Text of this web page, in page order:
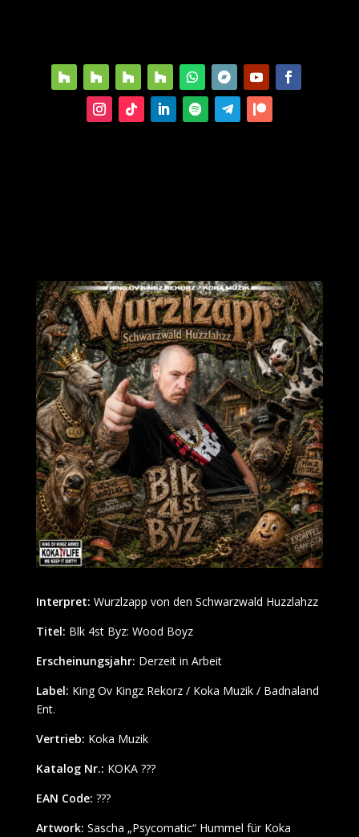
Interpret: Wurzlzapp von den Schwarzwald Huzzlahzz
Titel: Blk 4st Byz: Wood Boyz
Erscheinungsjahr: Derzeit in Arbeit
Label: King Ov Kingz Rekorz / Koka Muzik / Badnaland
Ent.
Vertrieb: Koka Muzik
Katalog Nr.: KOKA ???
EAN Code: ???
Artwork: Sascha „Psycomatic“ Hummel für Koka